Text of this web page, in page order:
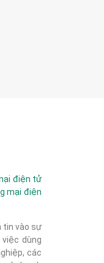
điện tử
mại điện
tin vào sự
dùng
các